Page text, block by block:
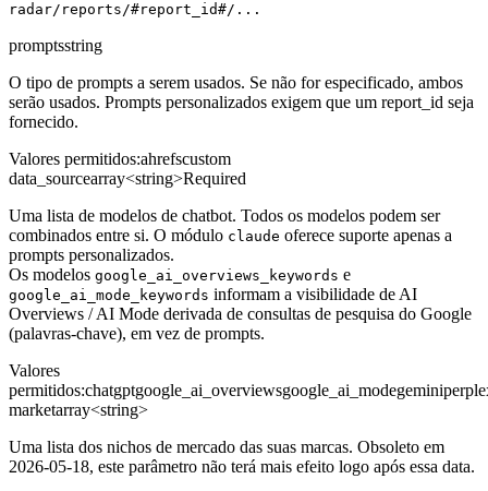
radar/reports/#report_id#/...
promptsstring
O tipo de prompts a serem usados. Se não for especificado, ambos
serão usados. Prompts personalizados exigem que um report_id seja
fornecido.
Valores permitidos:ahrefscustom
data_sourcearray<string>Required
Uma lista de modelos de chatbot. Todos os modelos podem ser
combinados entre si. O módulo claude oferece suporte apenas a
prompts personalizados.
Os modelos google_ai_overviews_keywords e
google_ai_mode_keywords informam a visibilidade de AI
Overviews / AI Mode derivada de consultas de pesquisa do Google
(palavras-chave), em vez de prompts.
Valores
permitidos:chatgptgoogle_ai_overviewsgoogle_ai_modegemini
marketarray<string>
Uma lista dos nichos de mercado das suas marcas. Obsoleto em
2026-05-18, este parâmetro não terá mais efeito logo após essa data.